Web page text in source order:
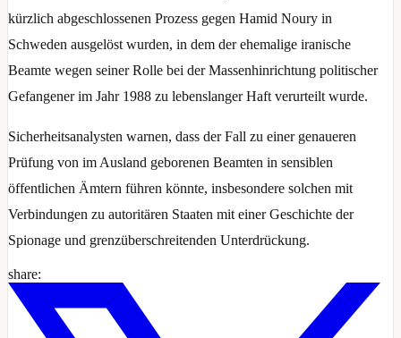
kürzlich abgeschlossenen Prozess gegen Hamid Noury ​​​​in
Schweden ausgelöst wurden, in dem der ehemalige iranische
Beamte wegen seiner Rolle bei der Massenhinrichtung politischer
Gefangener im Jahr 1988 zu lebenslanger Haft verurteilt wurde.
Sicherheitsanalysten warnen, dass der Fall zu einer genaueren
Prüfung von im Ausland geborenen Beamten in sensiblen
öffentlichen Ämtern führen könnte, insbesondere solchen mit
Verbindungen zu autoritären Staaten mit einer Geschichte der
Spionage und grenzüberschreitenden Unterdrückung.
share: